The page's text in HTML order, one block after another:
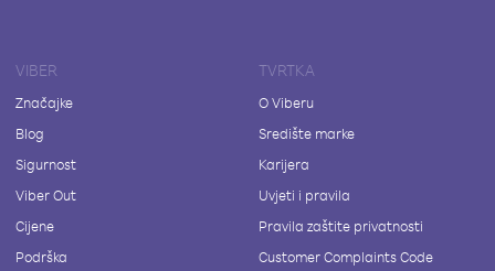
VIBER
Značajke
Blog
Sigurnost
Viber Out
Cijene
Podrška
TVRTKA
O Viberu
Središte marke
Karijera
Uvjeti i pravila
Pravila zaštite privatnosti
Customer Complaints Code